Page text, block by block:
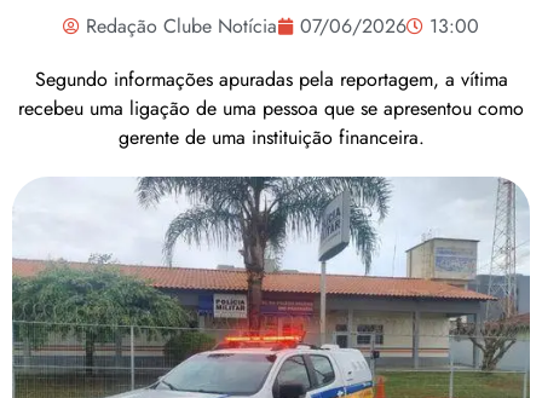
Redação Clube Notícia 07/06/2026
13:00
Segundo informações apuradas pela reportagem, a vítima
recebeu uma ligação de uma pessoa que se apresentou como
gerente de uma instituição financeira.